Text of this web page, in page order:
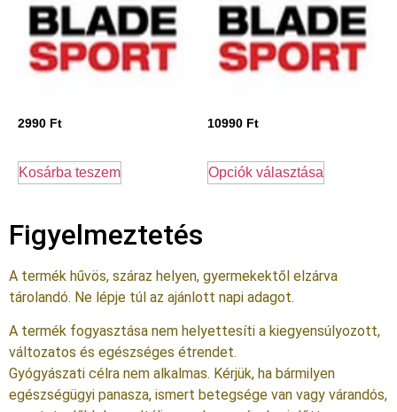
2990 Ft
Kosárba teszem
10990 Ft
Opciók választása
Figyelmeztetés
A termék hűvös, száraz helyen, gyermekektől elzárva
tárolandó. Ne lépje túl az ajánlott napi adagot.
A termék fogyasztása nem helyettesíti a kiegyensúlyozott,
változatos és egészséges étrendet.
Gyógyászati célra nem alkalmas. Kérjük, ha bármilyen
egészségügyi panasza, ismert betegsége van vagy várandós,